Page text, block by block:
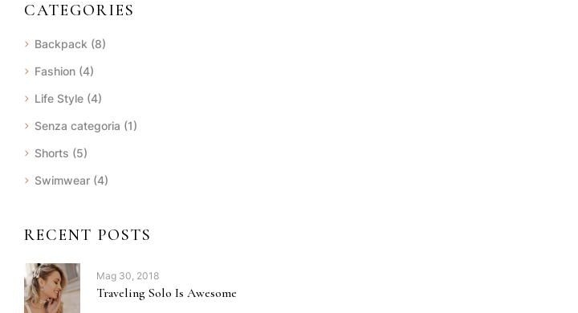
CATEGORIES
Backpack (8)
Fashion (4)
Life Style (4)
Senza categoria (1)
Shorts (5)
Swimwear (4)
RECENT POSTS
Mag 30, 2018
Traveling Solo Is Awesome